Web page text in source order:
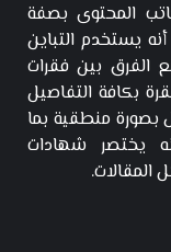
المحتوى بصفة
يستخدم التباين
الفرق بين فقرات
بكافة التفاصيل
بصورة منطقية بما
يختصر شهادات
المقالات.